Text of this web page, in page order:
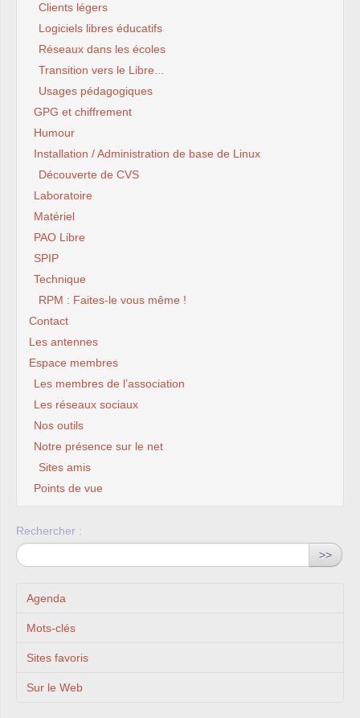
Clients légers
Logiciels libres éducatifs
Réseaux dans les écoles
Transition vers le Libre...
Usages pédagogiques
GPG et chiffrement
Humour
Installation / Administration de base de Linux
Découverte de CVS
Laboratoire
Matériel
PAO Libre
SPIP
Technique
RPM : Faites-le vous même !
Contact
Les antennes
Espace membres
Les membres de l’association
Les réseaux sociaux
Nos outils
Notre présence sur le net
Sites amis
Points de vue
Rechercher :
>>
Agenda
Mots-clés
Sites favoris
Sur le Web